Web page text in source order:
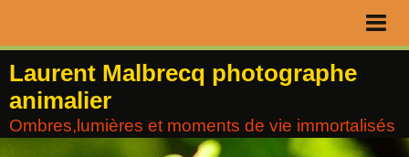
Page d'accueil
Livre d'or
Contact
Laurent Malbrecq photographe
animalier
Ombres,lumières et moments de vie immortalisés